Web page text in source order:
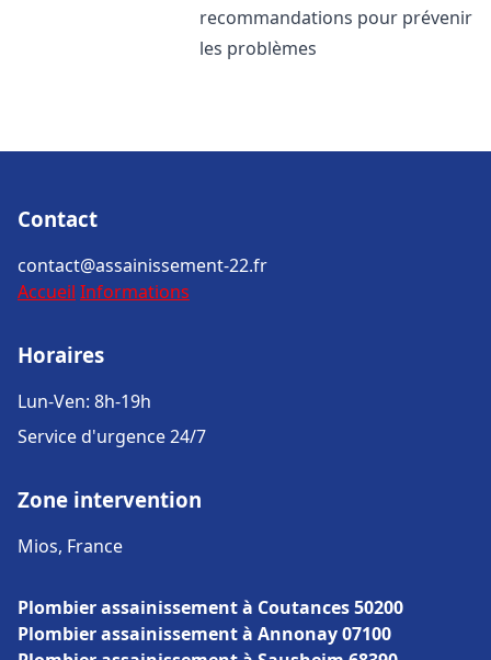
recommandations pour prévenir
les problèmes
Contact
contact@assainissement-22.fr
Accueil Informations
Horaires
Lun-Ven: 8h-19h
Service d'urgence 24/7
Zone intervention
Mios, France
Plombier assainissement à Coutances 50200
Plombier assainissement à Annonay 07100